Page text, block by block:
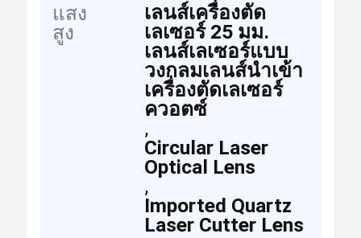
แสง
สูง
เลนส์เครื่องตัด
เลเซอร์ 25 มม.
เลนส์เลเซอร์แบบ
วงกลมเลนส์นำเข้า
เครื่องตัดเลเซอร์
ควอตซ์
,
Circular Laser
Optical Lens
,
Imported Quartz
Laser Cutter Lens